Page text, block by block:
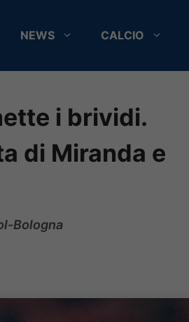
NEWS CALCIO
i brividi.
di Miranda e
Bologna